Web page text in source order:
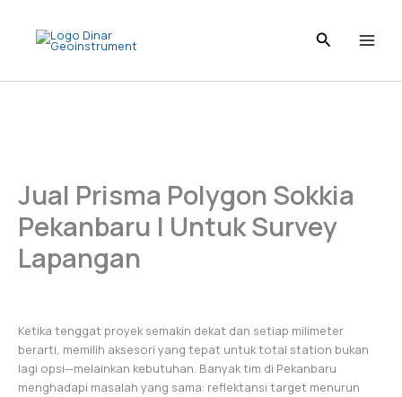
content
Jual Prisma Polygon Sokkia
Pekanbaru | Untuk Survey
Lapangan
Ketika tenggat proyek semakin dekat dan setiap milimeter
berarti, memilih aksesori yang tepat untuk total station bukan
lagi opsi—melainkan kebutuhan. Banyak tim di Pekanbaru
menghadapi masalah yang sama: reflektansi target menurun